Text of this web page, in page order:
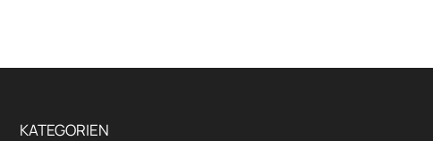
KATEGORIEN